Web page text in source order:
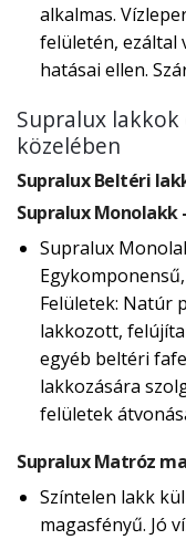
alkalmas.
felületén, ezáltal
hatásai ellen.
Supralux lakkok
közelében
Supralux Beltéri
Supralux
Supralux
Felületek: Natúr
lakkozott,
egyéb beltéri
lakkozására
felületek
Supralux Matróz
Színtelen lakk
magasfényű. Jó